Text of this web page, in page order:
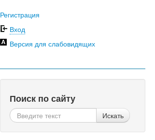
Регистрация
Вход
Версия для слабовидящих
Поиск по сайту
Искать